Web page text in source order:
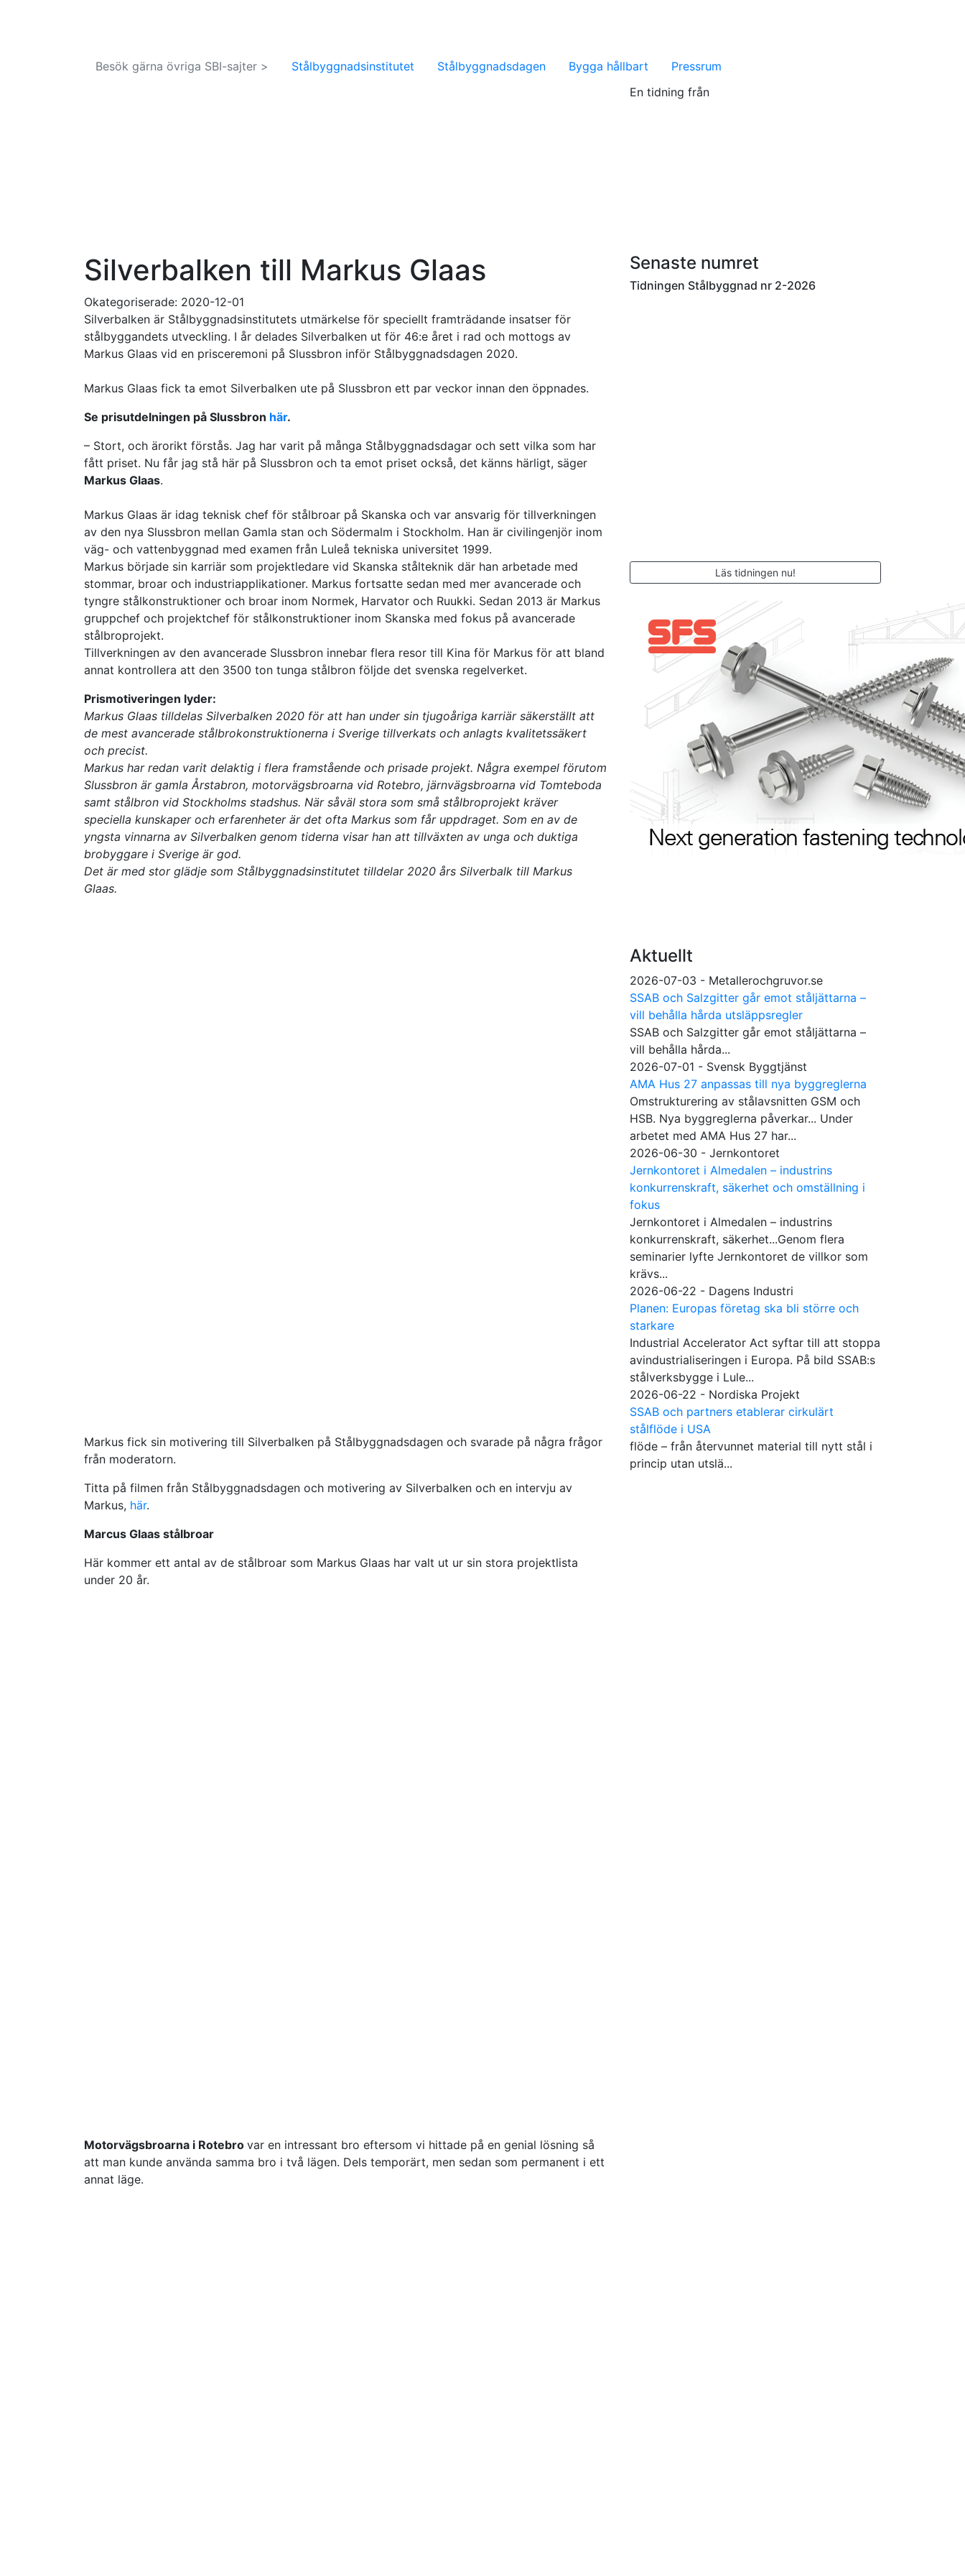
Besök gärna övriga SBI-sajter > Stålbyggnadsinstitutet Stålbyggnadsdagen Bygga hållbart
Pressrum
En tidning från
Silverbalken till Markus Glaas
Okategoriserade: 2020-12-01
Silverbalken är Stålbyggnadsinstitutets utmärkelse för speciellt framträdande insatser för
stålbyggandets utveckling. I år delades Silverbalken ut för 46:e året i rad och mottogs av
Markus Glaas vid en prisceremoni på Slussbron inför Stålbyggnadsdagen 2020.
Markus Glaas fick ta emot Silverbalken ute på Slussbron ett par veckor innan den öppnades.
Se prisutdelningen på Slussbron här.
– Stort, och ärorikt förstås. Jag har varit på många Stålbyggnadsdagar och sett vilka som har
fått priset. Nu får jag stå här på Slussbron och ta emot priset också, det känns härligt, säger
Markus Glaas.
Markus Glaas är idag teknisk chef för stålbroar på Skanska och var ansvarig för tillverkningen
av den nya Slussbron mellan Gamla stan och Södermalm i Stockholm. Han är civilingenjör inom
väg- och vattenbyggnad med examen från Luleå tekniska universitet 1999.
Markus började sin karriär som projektledare vid Skanska stålteknik där han arbetade med
stommar, broar och industriapplikationer. Markus fortsatte sedan med mer avancerade och
tyngre stålkonstruktioner och broar inom Normek, Harvator och Ruukki. Sedan 2013 är Markus
gruppchef och projektchef för stålkonstruktioner inom Skanska med fokus på avancerade
stålbroprojekt.
Tillverkningen av den avancerade Slussbron innebar flera resor till Kina för Markus för att bland
annat kontrollera att den 3500 ton tunga stålbron följde det svenska regelverket.
Prismotiveringen lyder:
Markus Glaas tilldelas Silverbalken 2020 för att han under sin tjugoåriga karriär säkerställt att
de mest avancerade stålbrokonstruktionerna i Sverige tillverkats och anlagts kvalitetssäkert
och precist.
Markus har redan varit delaktig i flera framstående och prisade projekt. Några exempel förutom
Slussbron är gamla Årstabron, motorvägsbroarna vid Rotebro, järnvägsbroarna vid Tomteboda
samt stålbron vid Stockholms stadshus. När såväl stora som små stålbroprojekt kräver
speciella kunskaper och erfarenheter är det ofta Markus som får uppdraget. Som en av de
yngsta vinnarna av Silverbalken genom tiderna visar han att tillväxten av unga och duktiga
brobyggare i Sverige är god.
Det är med stor glädje som Stålbyggnadsinstitutet tilldelar 2020 års Silverbalk till Markus
Glaas.
Markus fick sin motivering till Silverbalken på Stålbyggnadsdagen och svarade på några frågor
från moderatorn.
Titta på filmen från Stålbyggnadsdagen och motivering av Silverbalken och en intervju av
Markus, här.
Marcus Glaas stålbroar
Här kommer ett antal av de stålbroar som Markus Glaas har valt ut ur sin stora projektlista
under 20 år.
Motorvägsbroarna i Rotebro var en intressant bro eftersom vi hittade på en genial lösning så
att man kunde använda samma bro i två lägen. Dels temporärt, men sedan som permanent i ett
annat läge.
Senaste numret
Tidningen Stålbyggnad nr 2-2026
Läs tidningen nu!
Aktuellt
2026-07-03 - Metallerochgruvor.se
SSAB och Salzgitter går emot ståljättarna –
vill behålla hårda utsläppsregler
SSAB och Salzgitter går emot ståljättarna –
vill behålla hårda...
2026-07-01 - Svensk Byggtjänst
AMA Hus 27 anpassas till nya byggreglerna
Omstrukturering av stålavsnitten GSM och
HSB. Nya byggreglerna påverkar... Under
arbetet med AMA Hus 27 har...
2026-06-30 - Jernkontoret
Jernkontoret i Almedalen – industrins
konkurrenskraft, säkerhet och omställning i
fokus
Jernkontoret i Almedalen – industrins
konkurrenskraft, säkerhet...Genom flera
seminarier lyfte Jernkontoret de villkor som
krävs...
2026-06-22 - Dagens Industri
Planen: Europas företag ska bli större och
starkare
Industrial Accelerator Act syftar till att stoppa
avindustrialiseringen i Europa. På bild SSAB:s
stålverksbygge i Lule...
2026-06-22 - Nordiska Projekt
SSAB och partners etablerar cirkulärt
stålflöde i USA
flöde – från återvunnet material till nytt stål i
princip utan utslä...